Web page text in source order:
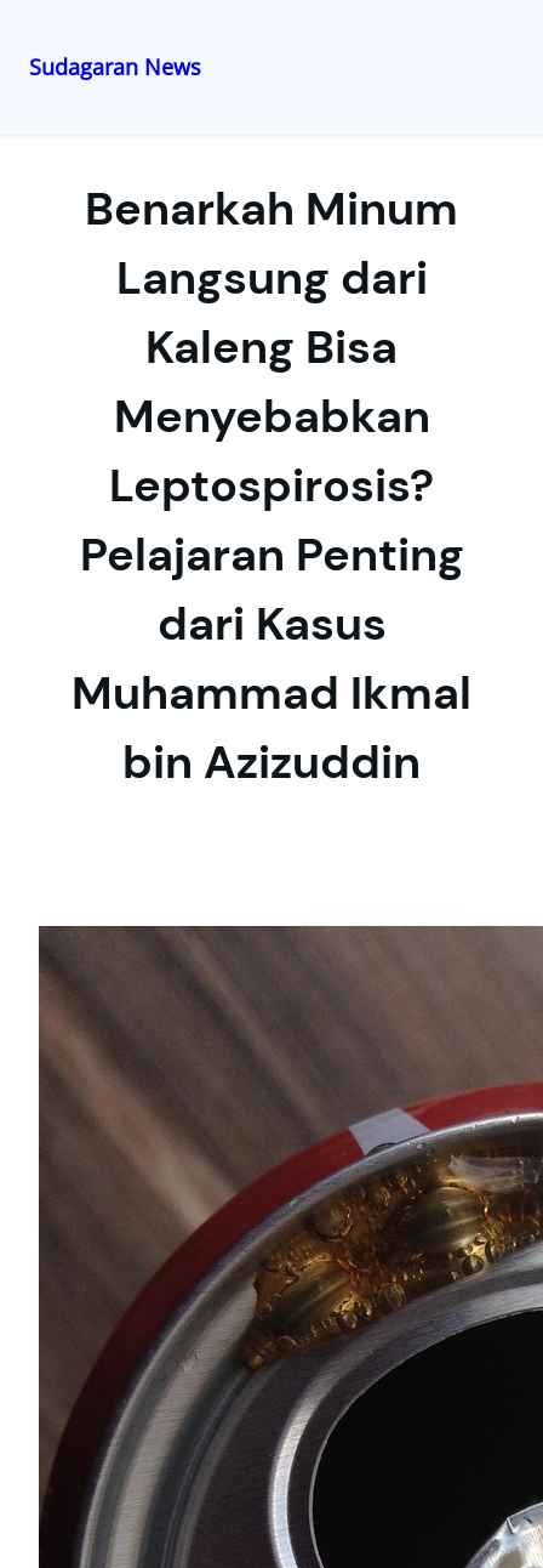
Sudagaran News
Benarkah Minum
Langsung dari
Kaleng Bisa
Menyebabkan
Leptospirosis?
Pelajaran Penting
dari Kasus
Muhammad Ikmal
bin Azizuddin